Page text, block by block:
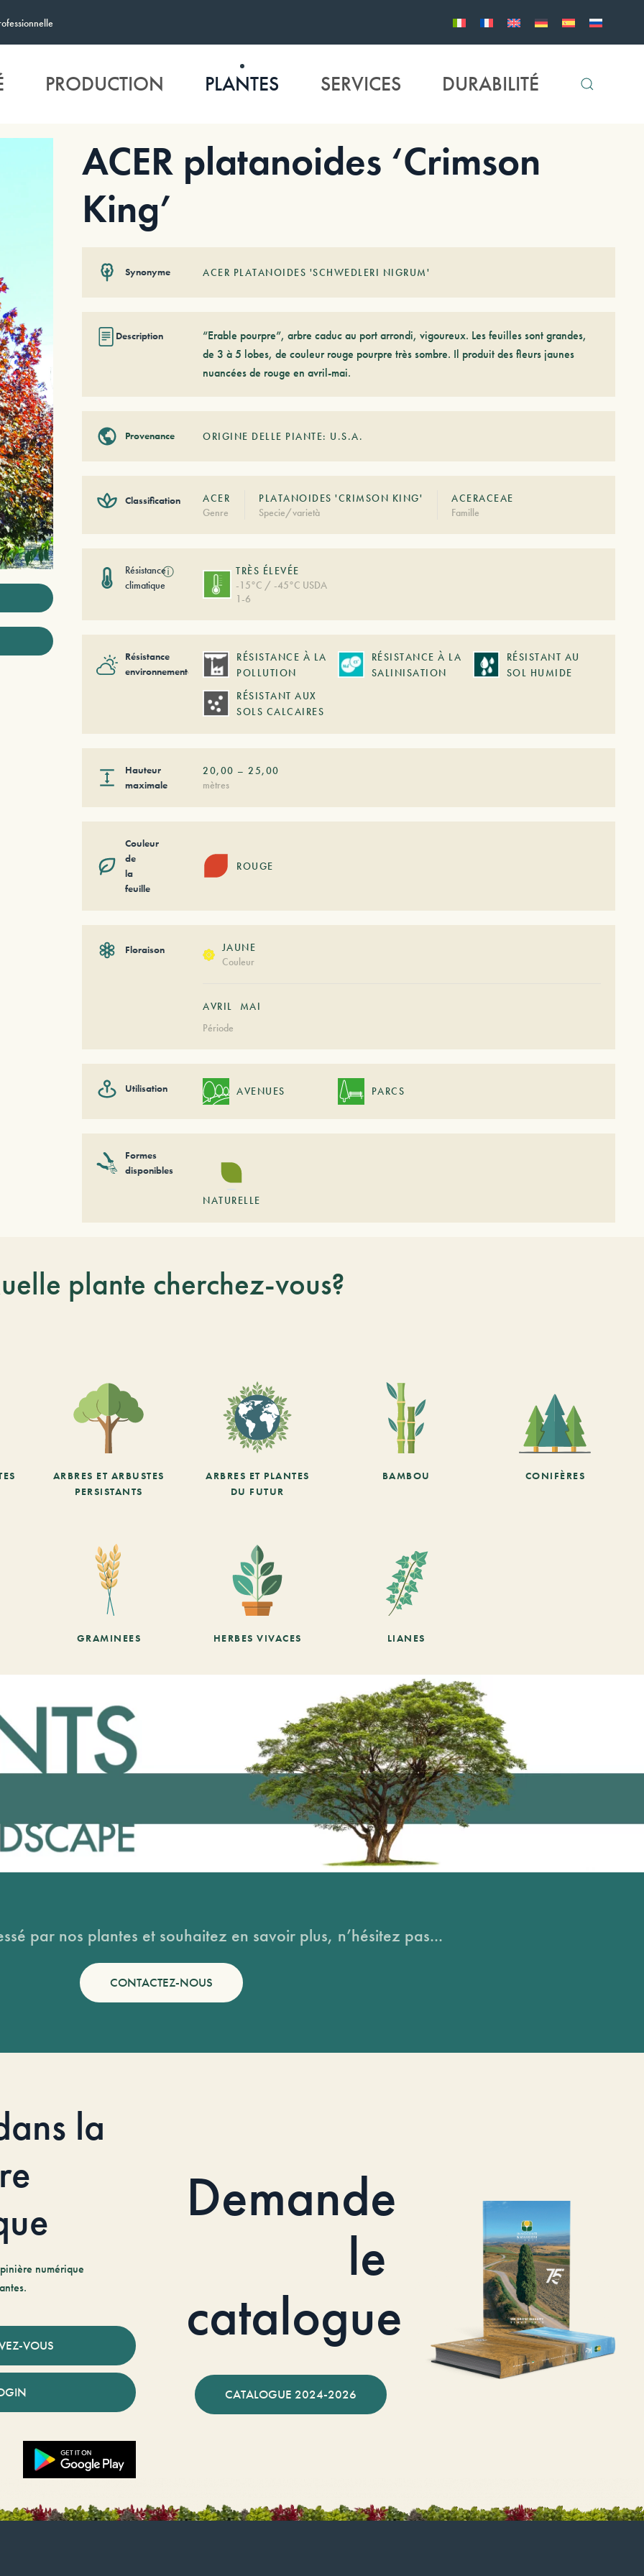
PRODUCTION PLANTES SERVICES DURABILITÉ
ACER platanoides ‘Crimson
King’
Synonyme ACER PLATANOIDES 'SCHWEDLERI NIGRUM'
Description
“Erable pourpre”, arbre caduc au port arrondi, vigoureux. Les feuilles sont grandes,
de 3 à 5 lobes, de couleur rouge pourpre très sombre. Il produit des fleurs jaunes
nuancées de rouge en avril-mai.
Provenance ORIGINE DELLE PIANTE: U.S.A.
Classification
ACER
Genre
PLATANOIDES 'CRIMSON KING'
Specie/varietà
ACERACEAE
Famille
Résistance
climatique
ⓘ
TRÈS ÉLEVÉE
-15°C / -45°C USDA
1-6
Résistance
environnementale
RÉSISTANCE À LA
POLLUTION
RÉSISTANCE À LA
SALINISATION
RÉSISTANT AU
SOL HUMIDE
RÉSISTANT AUX
SOLS CALCAIRES
Hauteur
maximale
20,00 –25,00
mètres
Couleur
de
la
feuille
ROUGE
Floraison
JAUNE
Couleur
AVRIL
MAI
Période
Utilisation AVENUES PARCS
Formes
disponibles
NATURELLE
plante cherchez-vous?
ARBRES ET ARBUSTES
PERSISTANTS
ARBRES ET PLANTES
DU FUTUR
BAMBOU CONIFÈRES
GRAMINEES HERBES VIVACES LIANES
par nos plantes et souhaitez en savoir plus, n’hésitez pas...
CONTACTEZ-NOUS
la
numérique
VOUS
Demande
le
catalogue
CATALOGUE 2024-2026